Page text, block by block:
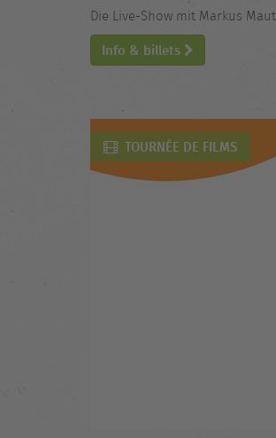
Die Live-Show mit Markus
Info & billets
TOURNÉE DE FILMS